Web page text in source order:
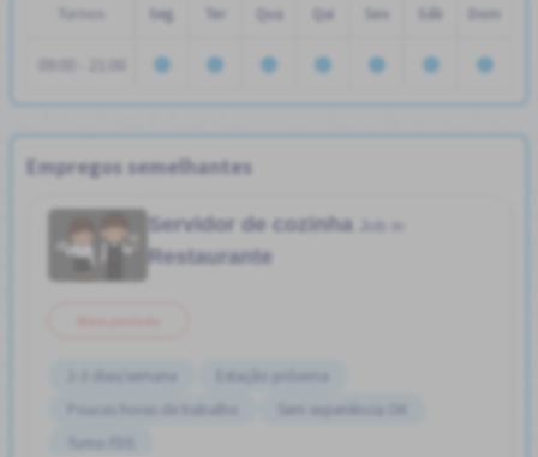
Turnos Seg Ter Qua Qui Sex Sáb Dom
Empregos semelhantes
Servidor de cozinha
Restaurante
2-3 dias/semana
Poucas horas de trabalho
Sem experiência OK